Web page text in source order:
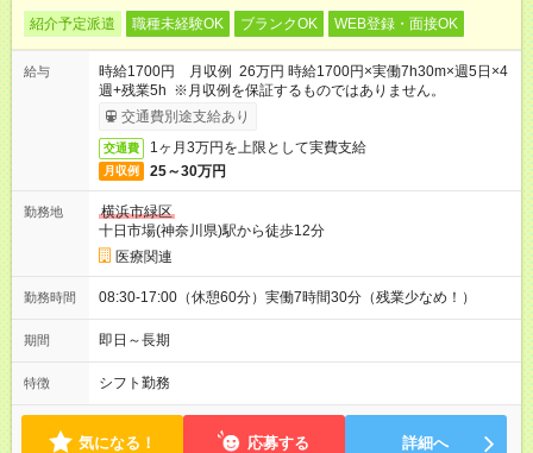
紹介予定派遣 職種未経験OK ブランクOK WEB登録・面接OK
給与
時給1700円 月収例 26万円 時給1700円×実働7h30m×週5日×4
週+残業5h ※月収例を保証するものではありません。
交通費別途支給あり
交通費 1ヶ月3万円を上限として実費支給
月収例 25～30万円
勤務地
横浜市緑区
十日市場(神奈川県)駅から徒歩12分
医療関連
勤務時間 08:30-17:00（休憩60分）実働7時間30分（残業少なめ！）
期間 即日～長期
特徴 シフト勤務
気になる！ 応募する 詳細へ